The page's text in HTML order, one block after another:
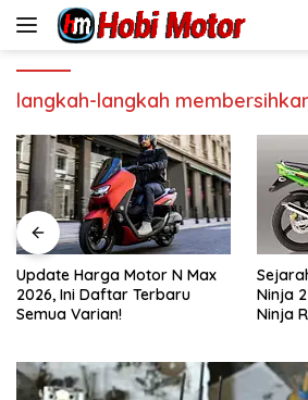
langkah-langkah
Update Harga Motor N Max
2026, Ini Daftar Terbaru
Semua Varian!
Ninja
Ninja